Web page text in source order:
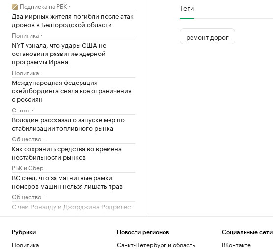
Подписка на РБК
Два мирных жителя погибли после атак
дронов в Белгородской области
Политика
NYT узнала, что удары США не
остановили развитие ядерной
программы Ирана
Политика
Международная федерация
скейтбординга сняла все ограничения
с россиян
Спорт
Володин рассказал о запуске мер по
стабилизации топливного рынка
Общество
Как сохранить средства во времена
нестабильности рынков
РБК и Сбер
ВС счел, что за магнитные рамки
номеров машин нельзя лишать прав
Общество
С чем Роналду и Джорджина Родригес
подошли к свадьбе. Инфографика
Как и где быстро заработать деньги в
2026 году: 15 способов
Теги
ремонт дорог
Рубрики
Политика
Новости регионов
Санкт-Петербург и область
Социальные сети
ВКонтакте